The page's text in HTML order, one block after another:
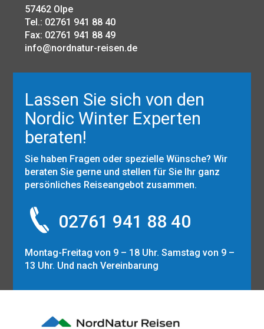
57462 Olpe
Tel.: 02761 941 88 40
Fax: 02761 941 88 49
info@nordnatur-reisen.de
Lassen Sie sich von den
Nordic Winter Experten
beraten!
Sie haben Fragen oder spezielle Wünsche? Wir
beraten Sie gerne und stellen für Sie Ihr ganz
persönliches Reiseangebot zusammen.
02761 941 88 40
Montag-Freitag von 9 – 18 Uhr. Samstag von 9 –
13 Uhr. Und nach Vereinbarung